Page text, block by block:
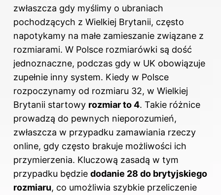
zwłaszcza gdy myślimy o ubraniach
pochodzących z Wielkiej Brytanii, często
napotykamy na małe zamieszanie związane z
rozmiarami. W Polsce rozmiarówki są dość
jednoznaczne, podczas gdy w UK obowiązuje
zupełnie inny system. Kiedy w Polsce
rozpoczynamy od rozmiaru 32, w Wielkiej
Brytanii startowy rozmiar to 4. Takie różnice
prowadzą do pewnych nieporozumień,
zwłaszcza w przypadku zamawiania rzeczy
online, gdy często brakuje możliwości ich
przymierzenia. Kluczową zasadą w tym
przypadku będzie dodanie 28 do brytyjskiego
rozmiaru, co umożliwia szybkie przeliczenie